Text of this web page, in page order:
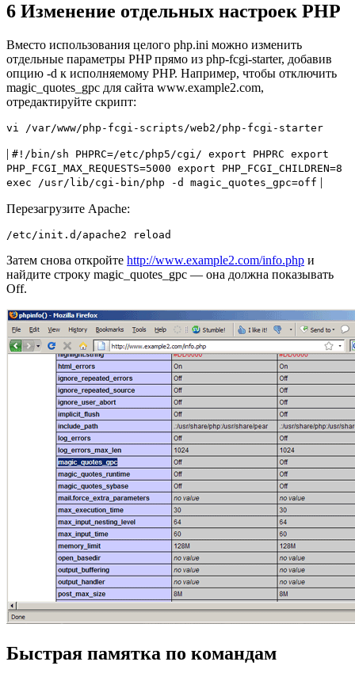
6 Изменение отдельных настроек PHP
Вместо использования целого php.ini можно изменить
отдельные параметры PHP прямо из php-fcgi-starter, добавив
опцию -d к исполняемому PHP. Например, чтобы отключить
magic_quotes_gpc для сайта www.example2.com,
отредактируйте скрипт:
vi /var/www/php-fcgi-scripts/web2/php-fcgi-starter
| #!/bin/sh PHPRC=/etc/php5/cgi/ export PHPRC export
PHP_FCGI_MAX_REQUESTS=5000 export PHP_FCGI_CHILDREN=8
exec /usr/lib/cgi-bin/php -d magic_quotes_gpc=off |
Перезагрузите Apache:
/etc/init.d/apache2 reload
Затем снова откройте http://www.example2.com/info.php и
найдите строку magic_quotes_gpc — она должна показывать
Off.
Быстрая памятка по командам